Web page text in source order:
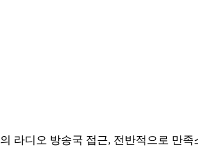
라디오 방송국 접근, 전반적으로 만